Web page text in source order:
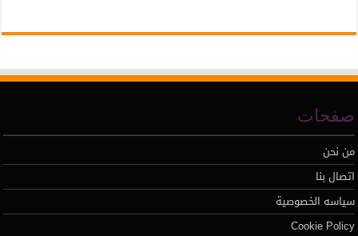
صفحات
من نحن
اتصال بنا
سياسه الخصوصية
Cookie Policy